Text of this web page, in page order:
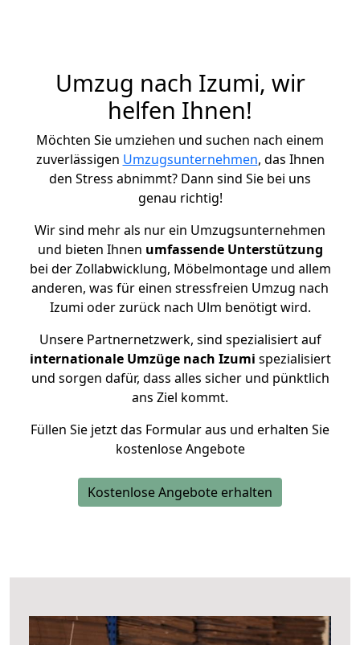
Umzug nach Izumi, wir
helfen Ihnen!
Möchten Sie umziehen und suchen nach einem
zuverlässigen Umzugsunternehmen, das Ihnen
den Stress abnimmt? Dann sind Sie bei uns
genau richtig!
Wir sind mehr als nur ein Umzugsunternehmen
und bieten Ihnen umfassende Unterstützung
bei der Zollabwicklung, Möbelmontage und allem
anderen, was für einen stressfreien Umzug nach
Izumi oder zurück nach Ulm benötigt wird.
Unsere Partnernetzwerk, sind spezialisiert auf
internationale Umzüge nach Izumi spezialisiert
und sorgen dafür, dass alles sicher und pünktlich
ans Ziel kommt.
Füllen Sie jetzt das Formular aus und erhalten Sie
kostenlose Angebote
Kostenlose Angebote erhalten